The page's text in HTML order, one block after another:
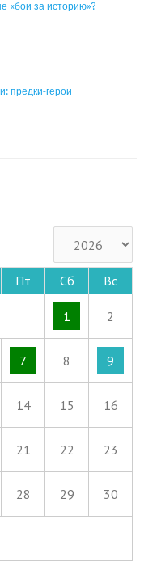
«бои за историю»?
предки-герои
Пт Сб Вс
1 2
7 8 9
14 15 16
21 22 23
28 29 30